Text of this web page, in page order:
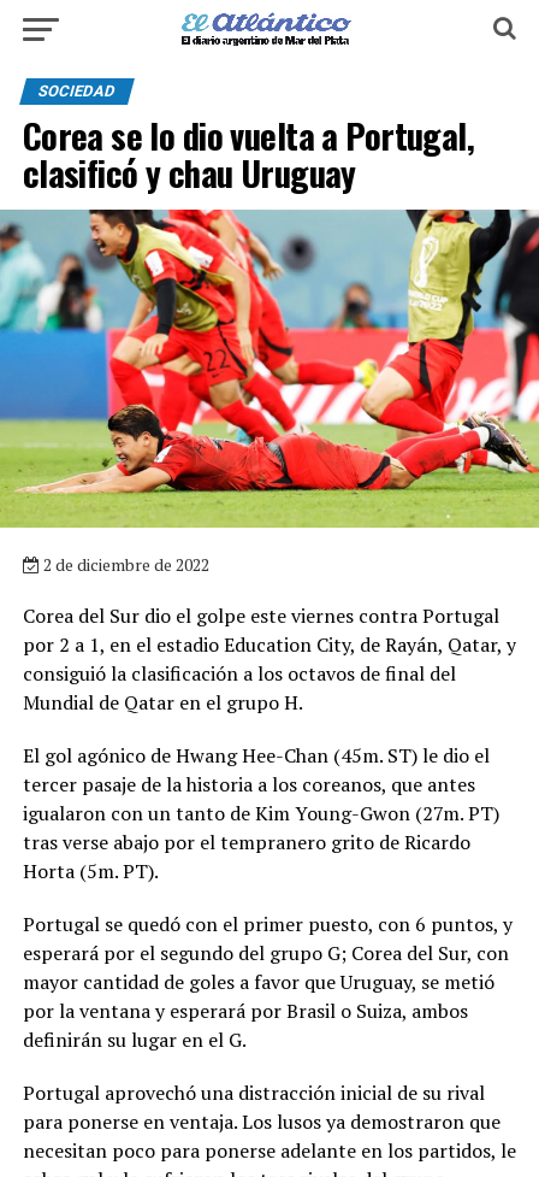
SOCIEDAD
Corea se lo dio vuelta a Portugal,
clasificó y chau Uruguay
2 de diciembre de 2022
Corea del Sur dio el golpe este viernes contra Portugal
por 2 a 1, en el estadio Education City, de Rayán, Qatar, y
consiguió la clasificación a los octavos de final del
Mundial de Qatar en el grupo H.
El gol agónico de Hwang Hee-Chan (45m. ST) le dio el
tercer pasaje de la historia a los coreanos, que antes
igualaron con un tanto de Kim Young-Gwon (27m. PT)
tras verse abajo por el tempranero grito de Ricardo
Horta (5m. PT).
Portugal se quedó con el primer puesto, con 6 puntos, y
esperará por el segundo del grupo G; Corea del Sur, con
mayor cantidad de goles a favor que Uruguay, se metió
por la ventana y esperará por Brasil o Suiza, ambos
definirán su lugar en el G.
Portugal aprovechó una distracción inicial de su rival
para ponerse en ventaja. Los lusos ya demostraron que
necesitan poco para ponerse adelante en los partidos, le